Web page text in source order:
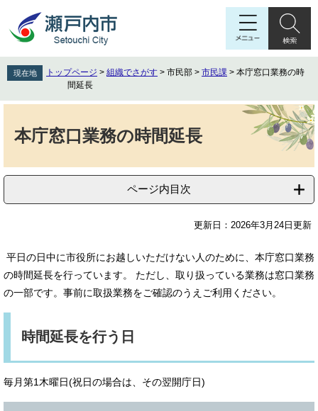
先
頭
を
飛
へ
現在地 トップページ > 組織でさがす > 市民部 > 市民課 > 本庁窓口業務の時
間延長
本庁窓口業務の時間延長
ページ内目次
更新日：2026年3月24日更新
平日の日中に市役所にお越しいただけない人のために、本庁窓口業務
の時間延長を行っています。 ただし、取り扱っている業務は窓口業務
の一部です。事前に取扱業務をご確認のうえご利用ください。
時間延長を行う日
毎月第1木曜日(祝日の場合は、その翌開庁日)